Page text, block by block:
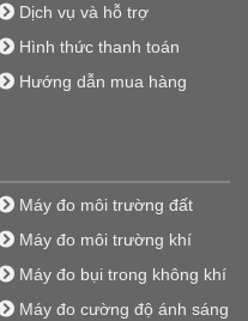
Dịch vụ và hỗ trợ
Hình thức thanh toán
Hướng dẫn mua hàng
Máy đo môi trường đất
Máy đo môi trường khí
Máy đo bụi trong không khí
Máy đo cường độ ánh sáng